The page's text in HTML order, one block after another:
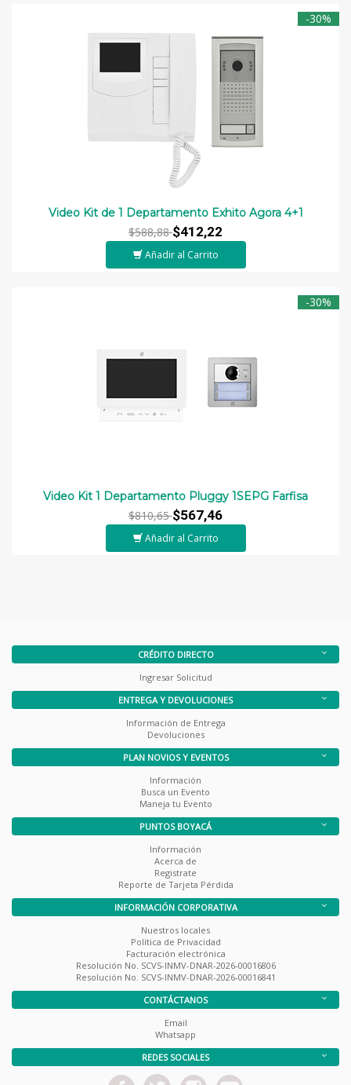
-30%
Video Kit de 1 Departamento Exhito Agora 4+1
$588,88$412,22
Añadir al Carrito
-30%
Video Kit 1 Departamento Pluggy 1SEPG Farfisa
$810,65$567,46
Añadir al Carrito
CRÉDITO DIRECTO
Ingresar Solicitud
ENTREGA Y DEVOLUCIONES
Información de Entrega
Devoluciones
PLAN NOVIOS Y EVENTOS
Información
Busca un Evento
Maneja tu Evento
PUNTOS BOYACÁ
Información
Acerca de
Registrate
Reporte de Tarjeta Pérdida
INFORMACIÓN CORPORATIVA
Nuestros locales
Política de Privacidad
Facturación electrónica
Resolución No. SCVS-INMV-DNAR-2026-00016806
Resolución No. SCVS-INMV-DNAR-2026-00016841
CONTÁCTANOS
Email
Whatsapp
REDES SOCIALES